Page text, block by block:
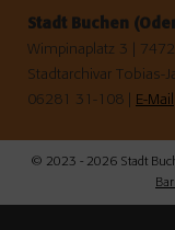
Stadt Buchen
Wimpinaplatz 3 |
Stadtarchivar Tobias-
06281 31-108 | E-Mail
© 2023 - 2026 Stadt